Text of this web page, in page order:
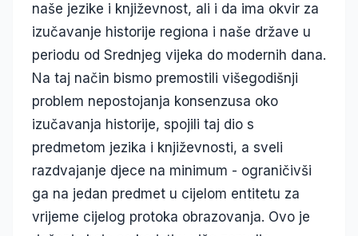
naše jezike i književnost, ali i da ima okvir za
izučavanje historije regiona i naše države u
periodu od Srednjeg vijeka do modernih dana.
Na taj način bismo premostili višegodišnji
problem nepostojanja konsenzusa oko
izučavanja historije, spojili taj dio s
predmetom jezika i književnosti, a sveli
razdvajanje djece na minimum - ograničivši
ga na jedan predmet u cijelom entitetu za
vrijeme cijelog protoka obrazovanja. Ovo je